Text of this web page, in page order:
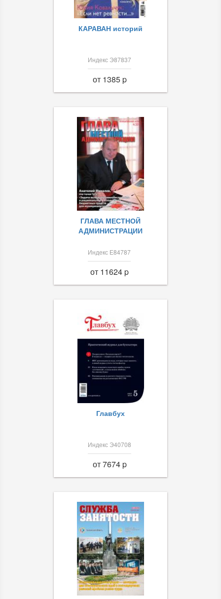
КАРАВАН историй
Индекс Э87837
от 1385 p
ГЛАВА МЕСТНОЙ
АДМИНИСТРАЦИИ
Индекс Е84787
от 11624 p
Главбух
Индекс Э40708
от 7674 p